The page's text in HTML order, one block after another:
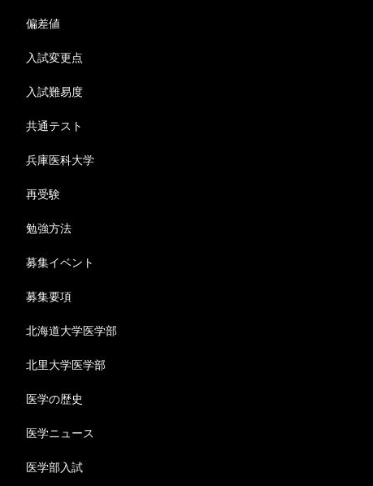
偏差値
入試変更点
入試難易度
共通テスト
兵庫医科大学
再受験
勉強方法
募集イベント
募集要項
北海道大学医学部
北里大学医学部
医学の歴史
医学ニュース
医学部入試